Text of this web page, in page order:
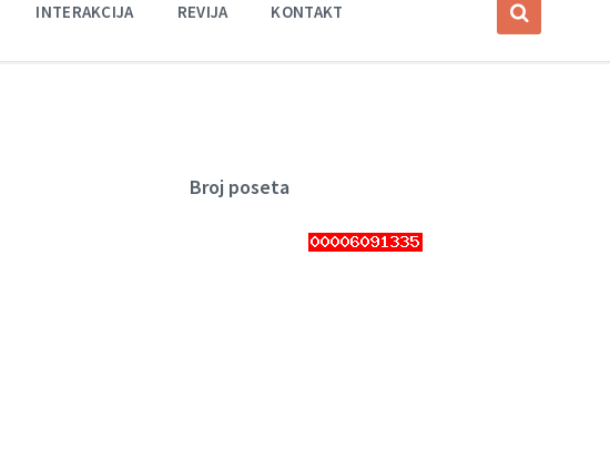
INTERAKCIJA REVIJA KONTAKT
Broj poseta